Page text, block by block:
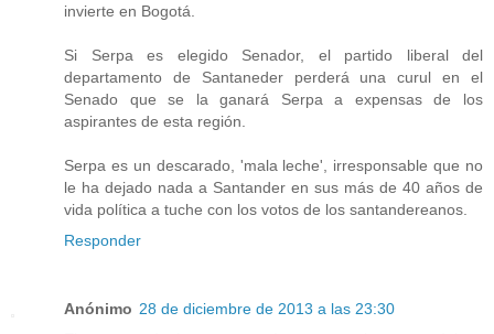
invierte en Bogotá.
Si Serpa es elegido Senador, el partido liberal del
departamento de Santaneder perderá una curul en el
Senado que se la ganará Serpa a expensas de los
aspirantes de esta región.
Serpa es un descarado, 'mala leche', irresponsable que no
le ha dejado nada a Santander en sus más de 40 años de
vida política a tuche con los votos de los santandereanos.
Responder
Anónimo 28 de diciembre de 2013 a las 23:30